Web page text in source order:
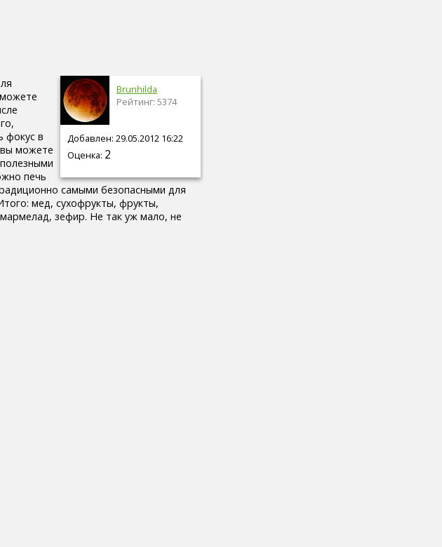
Brunhilda
Рейтинг: 5374
Добавлен: 29.05.2012 16:22
Оценка: 2
фокус в
можете
печь
самыми безопасными для
мед, сухофрукты, фрукты,
зефир. Не так уж мало, не